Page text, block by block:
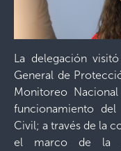
La delegación
General de
Monitoreo
funcionamiento
Civil; a través de la
el marco de la